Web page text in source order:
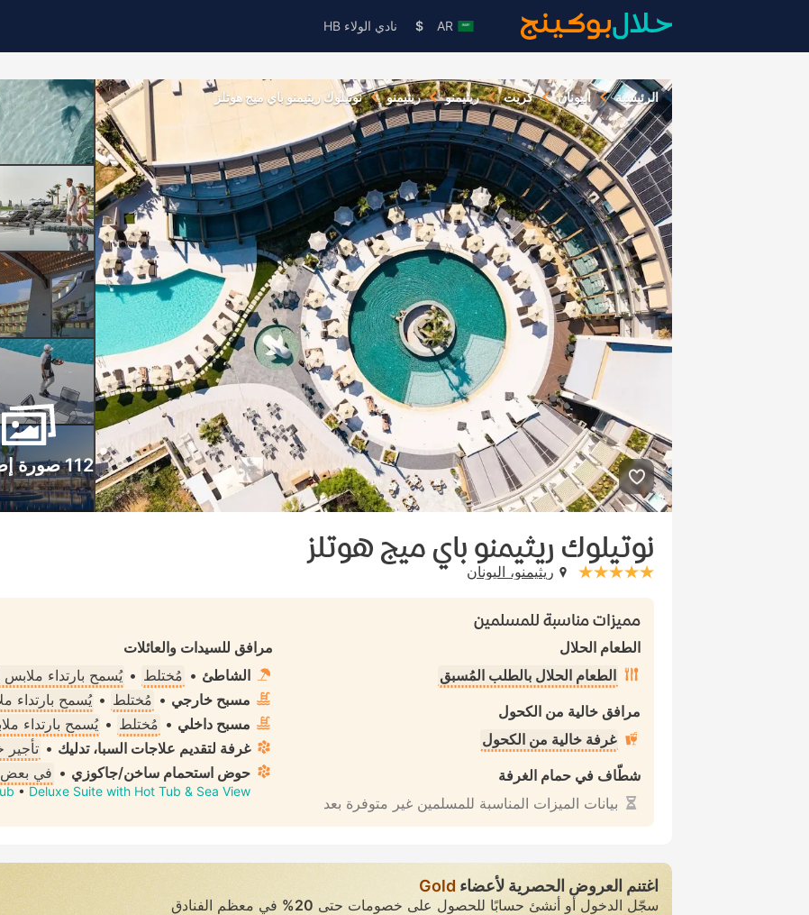
AR
$ نادي الولاء HB
الرئيسية اليونان كريت ريثيمنو ريثيمنو نوتيلوك ريثيمنو باي ميج هوتلز
112 صورة إضافية
نوتيلوك ريثيمنو باي ميج هوتلز
stars: 5ريثيمنو، اليونان
مميزات مناسبة للمسلمين
الطعام الحلال
الطعام الحلال بالطلب المُسبق
مرافق خالية من الكحول
غرفة خالية من الكحول
شطّاف في حمام الغرفة
بيانات الميزات المناسبة للمسلمين غير متوفرة بعد
مرافق للسيدات والعائلات
الشاطئ • مُختلط • يُسمح بارتداء
مسبح خارجي • مُختلط • يُسمح بارتداء
مسبح داخلي • مُختلط • يُسمح بارتداء
غرفة لتقديم علاجات السبا، تدليك •
حوض استحمام ساخن/جاكوزي • في بعض
• Deluxe Suite with Hot Tub & Sea View
اغتنم العروض الحصرية لأعضاء Gold
سجّل الدخول أو أنشئ حسابًا للحصول على خصومات حتى 20% في معظم الفنادق